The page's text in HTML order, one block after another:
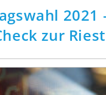
2021
zur